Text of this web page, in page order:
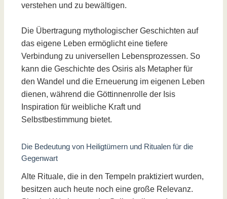
verstehen und zu bewältigen.
Die Übertragung mythologischer Geschichten auf
das eigene Leben ermöglicht eine tiefere
Verbindung zu universellen Lebensprozessen. So
kann die Geschichte des Osiris als Metapher für
den Wandel und die Erneuerung im eigenen Leben
dienen, während die Göttinnenrolle der Isis
Inspiration für weibliche Kraft und
Selbstbestimmung bietet.
Die Bedeutung von Heiligtümern und Ritualen für die
Gegenwart
Alte Rituale, die in den Tempeln praktiziert wurden,
besitzen auch heute noch eine große Relevanz.